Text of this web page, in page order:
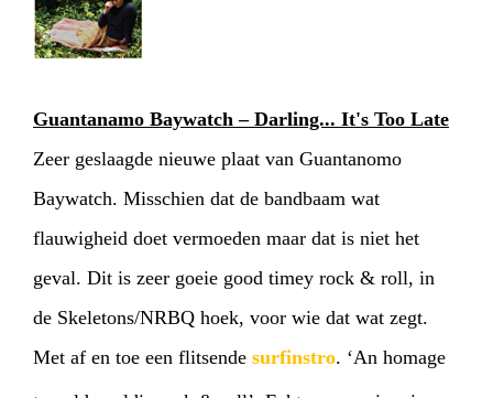
ARTDIVISIONFOTO’SNIEUWS
INFO WEBSHOPMIJN TICKETS
Guantanamo Baywatch – Darling... It's Too Late
Zeer geslaagde nieuwe plaat van Guantanomo
Baywatch. Misschien dat de bandbaam wat
flauwigheid doet vermoeden maar dat is niet het
geval. Dit is zeer goeie good timey rock & roll, in
de Skeletons/NRBQ hoek, voor wie dat wat zegt.
Met af en toe een flitsende surfinstro. ‘An homage